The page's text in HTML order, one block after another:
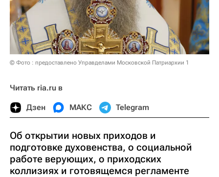
© Фото : предоставлено Управделами Московской Патриархии 1
Читать ria.ru в
Дзен МАКС Telegram
Об открытии новых приходов и
подготовке духовенства, о социальной
работе верующих, о приходских
коллизиях и готовящемся регламенте